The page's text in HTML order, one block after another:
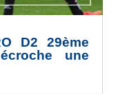
D2 29ème
une